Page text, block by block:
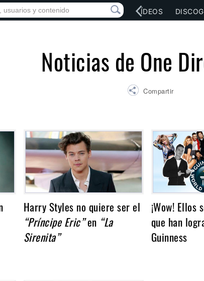
RED SOCIAL MÚSICA VÍDEOS
Noticias de One
Compartir
Harry Styles no quiere ser el
“Príncipe Eric”en “La
Sirenita”
¡Wow! Ellos
que han
Guinness